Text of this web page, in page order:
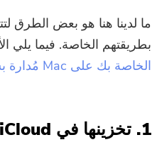
بطريقتهم الخاصة. فيما يلي
الخاصة بك على Mac مُدارة بشكل جيد
1. تخزينها في iCloud